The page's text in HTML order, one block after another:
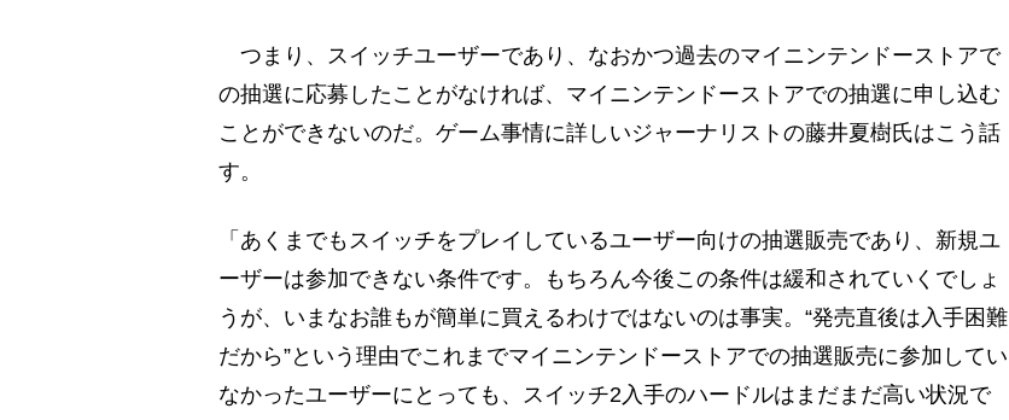
つまり、スイッチユーザーであり、なおかつ過去のマイニンテンドーストアで
の抽選に応募したことがなければ、マイニンテンドーストアでの抽選に申し込む
ことができないのだ。ゲーム事情に詳しいジャーナリストの藤井夏樹氏はこう話
す。
「あくまでもスイッチをプレイしているユーザー向けの抽選販売であり、新規ユ
ーザーは参加できない条件です。もちろん今後この条件は緩和されていくでしょ
うが、いまなお誰もが簡単に買えるわけではないのは事実。“発売直後は入手困難
だから”という理由でこれまでマイニンテンドーストアでの抽選販売に参加してい
なかったユーザーにとっても、スイッチ2入手のハードルはまだまだ高い状況で